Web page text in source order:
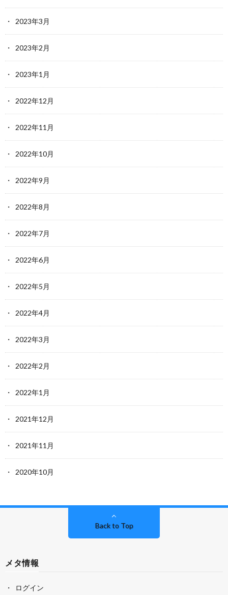
2023年3月
2023年2月
2023年1月
2022年12月
2022年11月
2022年10月
2022年9月
2022年8月
2022年7月
2022年6月
2022年5月
2022年4月
2022年3月
2022年2月
2022年1月
2021年12月
2021年11月
2020年10月
Back to Top
メタ情報
ログイン